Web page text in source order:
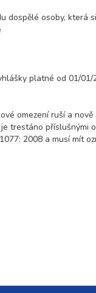
dospělé osoby, která
platné od 01/
omezení ruší a
trestáno příslušnými
2008 a musí mít